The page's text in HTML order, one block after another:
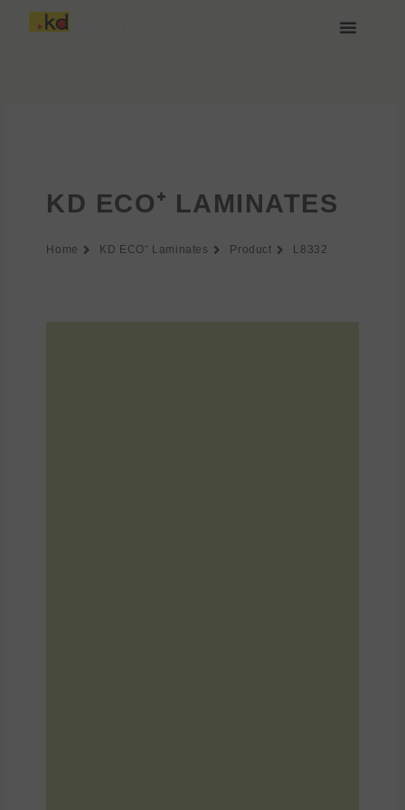
Przejdź
KD ECO⁺ LAMINATES
Home KD ECO⁺ Laminates Product L8332